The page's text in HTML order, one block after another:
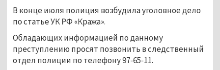
В конце июля полиция возбудила уголовное дело
по статье УК РФ «Кража».
Обладающих информацией по данному
преступлению просят позвонить в следственный
отдел полиции по телефону 97-65-11.